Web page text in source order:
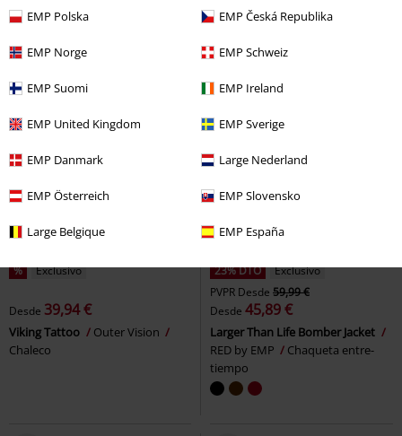
EMP Polska EMP Česká Republika
EMP Norge EMP Schweiz
EMP Suomi EMP Ireland
EMP United Kingdom EMP Sverige
EMP Danmark Large Nederland
EMP Österreich EMP Slovensko
Large Belgique EMP España
Blazer Premium by EMP
Capucha con
cremallera
% Exclusivo
Desde 39,94 €
Viking Tattoo
Outer Vision
Chaleco
23% DTO
Exclusivo
PVPR Desde 59,99 €
Desde 45,89 €
Larger Than Life Bomber Jacket
RED by EMP
Chaqueta entre-
tiempo